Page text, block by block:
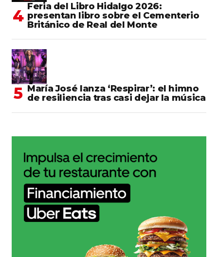
Feria del Libro Hidalgo 2026:
presentan libro sobre el Cementerio
Británico de Real del Monte
María José lanza ‘Respirar’: el himno
de resiliencia tras casi dejar la música